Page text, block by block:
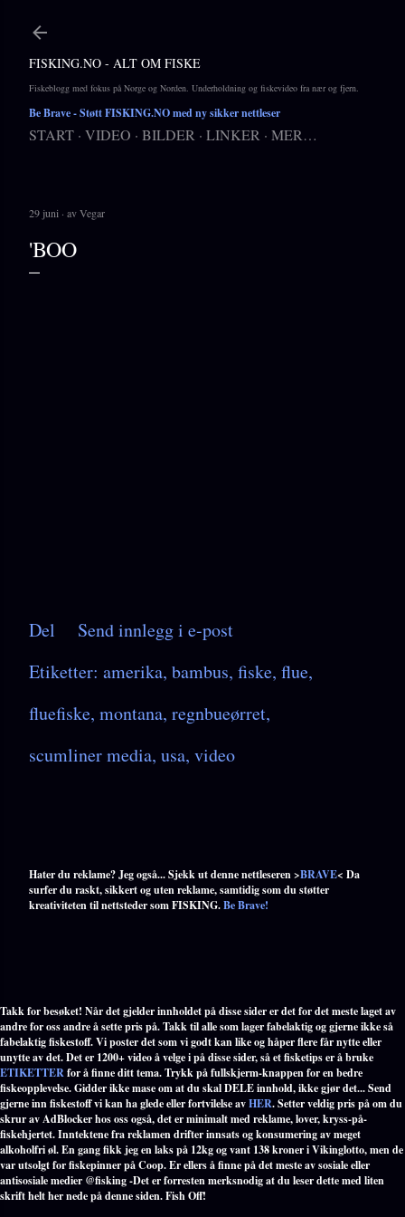
FISKING.NO - ALT OM FISKE
Fiskeblogg med fokus på Norge og Norden. Underholdning og fiskevideo fra nær og fjern.
Be Brave- Støtt FISKING.NO med ny sikker nettleser
START VIDEO BILDER LINKER MER…
29 juni avVegar
'BOO
Del
Send innlegg i e-post
Etiketter: amerika bambus fiske flue
fluefiske montana regnbueørret
scumliner media usa video
Hater du reklame? Jeg også... Sjekk ut denne nettleseren >BRAVE< Da
surfer du raskt, sikkert og uten reklame, samtidig som du støtter
kreativiteten til nettsteder som FISKING.Be Brave!
Takk for besøket! Når det gjelder innholdet på disse sider er det for det meste laget av
andre for oss andre å sette pris på. Takk til alle som lager fabelaktig og gjerne ikke så
fabelaktig fiskestoff. Vi poster det som vi godt kan like og håper flere får nytte eller
unytte av det. Det er 1200+ video å velge i på disse sider, så et fisketips er å bruke
ETIKETTERfor å finne ditt tema. Trykk på fullskjerm-knappen for en bedre
fiskeopplevelse. Gidder ikke mase om at du skal DELE innhold, ikke gjør det... Send
gjerne inn fiskestoff vi kan ha glede eller fortvilelse avHER. Setter veldig pris på om du
skrur av AdBlocker hos oss også, det er minimalt med reklame, lover, kryss-på-
fiskehjertet. Inntektene fra reklamen drifter innsats og konsumering av meget
alkoholfri øl. En gang fikk jeg en laks på 12kg og vant 138 kroner i Vikinglotto, men de
var utsolgt for fiskepinner på Coop. Er ellers å finne på det meste av sosiale eller
antisosiale medier @fisking -Det er forresten merksnodig at du leser dette med liten
skrift helt her nede på denne siden. Fish Off!